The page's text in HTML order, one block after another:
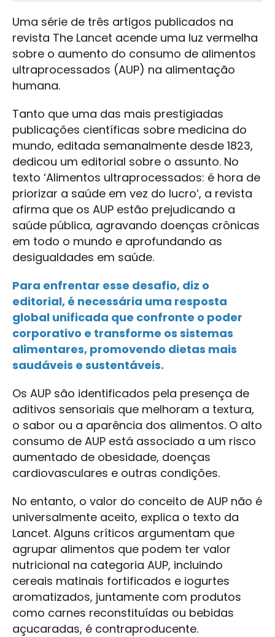
Uma série de três artigos publicados na
revista The Lancet acende uma luz vermelha
sobre o aumento do consumo de alimentos
ultraprocessados (AUP) na alimentação
humana.
Tanto que uma das mais prestigiadas
publicações científicas sobre medicina do
mundo, editada semanalmente desde 1823,
dedicou um editorial sobre o assunto. No
texto ‘Alimentos ultraprocessados: é hora de
priorizar a saúde em vez do lucro’, a revista
afirma que os AUP estão prejudicando a
saúde pública, agravando doenças crônicas
em todo o mundo e aprofundando as
desigualdades em saúde.
Para enfrentar esse desafio, diz o
editorial, é necessária uma resposta
global unificada que confronte o poder
corporativo e transforme os sistemas
alimentares, promovendo dietas mais
saudáveis e sustentáveis.
Os AUP são identificados pela presença de
aditivos sensoriais que melhoram a textura,
o sabor ou a aparência dos alimentos. O alto
consumo de AUP está associado a um risco
aumentado de obesidade, doenças
cardiovasculares e outras condições.
No entanto, o valor do conceito de AUP não é
universalmente aceito, explica o texto da
Lancet. Alguns críticos argumentam que
agrupar alimentos que podem ter valor
nutricional na categoria AUP, incluindo
cereais matinais fortificados e iogurtes
aromatizados, juntamente com produtos
como carnes reconstituídas ou bebidas
açucaradas, é contraproducente.